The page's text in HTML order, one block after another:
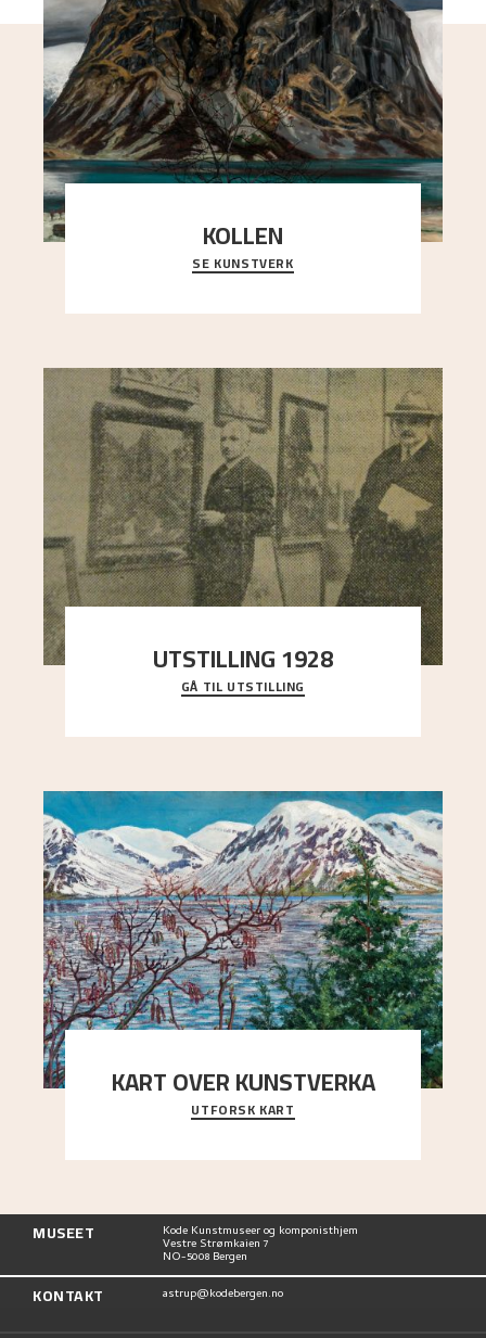
KOLLEN
Et ruvende fjell dominerer bildeflaten, og står i
sterk kontrast til det spinkle rognetreet ute
SE KUNSTVERK
UTSTILLING 1928
Då Astrup døydde i 1928, tok vennene Moritz
Kaland og Simon Thorbjørnsen initiativ til å
GÅ TIL UTSTILLING
KART OVER KUNSTVERKA
Utforsk stedene og utsiktene i Astrups malerier
UTFORSK KART
MUSEET Kode Kunstmuseer og komponisthjem
Vestre Strømkaien 7
NO-5008 Bergen
KONTAKT astrup@kodebergen.no